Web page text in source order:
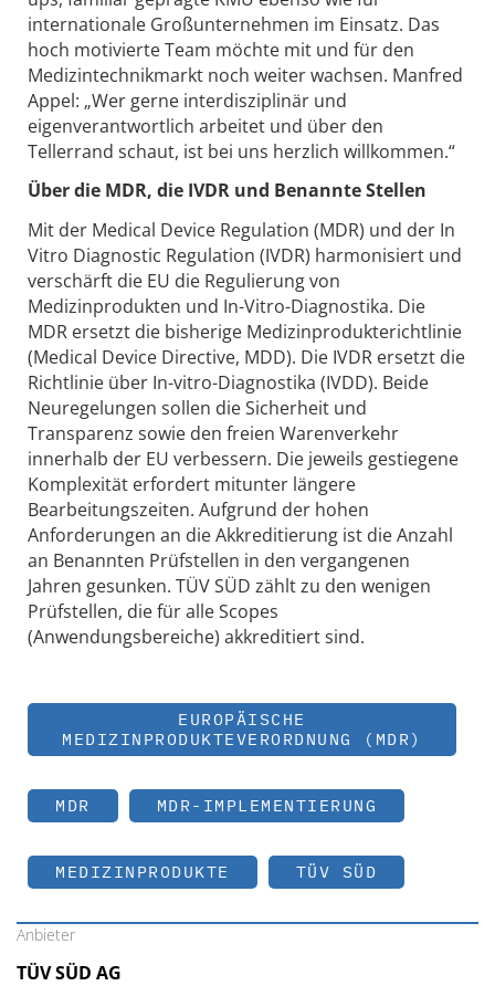
internationale Großunternehmen im Einsatz. Das
hoch motivierte Team möchte mit und für den
Medizintechnikmarkt noch weiter wachsen. Manfred
Appel: „Wer gerne interdisziplinär und
eigenverantwortlich arbeitet und über den
Tellerrand schaut, ist bei uns herzlich willkommen.“
Über die MDR, die IVDR und Benannte Stellen
Mit der Medical Device Regulation (MDR) und der In
Vitro Diagnostic Regulation (IVDR) harmonisiert und
verschärft die EU die Regulierung von
Medizinprodukten und In-Vitro-Diagnostika. Die
MDR ersetzt die bisherige Medizinprodukterichtlinie
(Medical Device Directive, MDD). Die IVDR ersetzt die
Richtlinie über In-vitro-Diagnostika (IVDD). Beide
Neuregelungen sollen die Sicherheit und
Transparenz sowie den freien Warenverkehr
innerhalb der EU verbessern. Die jeweils gestiegene
Komplexität erfordert mitunter längere
Bearbeitungszeiten. Aufgrund der hohen
Anforderungen an die Akkreditierung ist die Anzahl
an Benannten Prüfstellen in den vergangenen
Jahren gesunken. TÜV SÜD zählt zu den wenigen
Prüfstellen, die für alle Scopes
(Anwendungsbereiche) akkreditiert sind.
EUROPÄISCHE
MEDIZINPRODUKTEVERORDNUNG (MDR)
MDR MDR-IMPLEMENTIERUNG
MEDIZINPRODUKTE TÜV SÜD
Anbieter
TÜV SÜD AG